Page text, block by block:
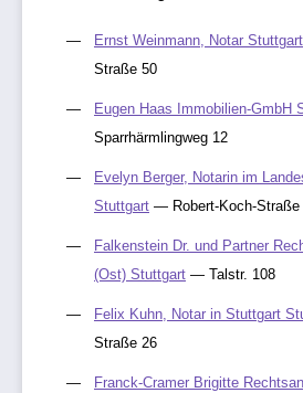
Ernst Weinmann, Notar Stuttgart
Straße 50
Eugen Haas Immobilien-GmbH
Sparrhärmlingweg 12
Evelyn Berger, Notarin im
Stuttgart — Robert-Koch-Straße
Falkenstein Dr. und Partner
(Ost) Stuttgart — Talstr. 108
Felix Kuhn, Notar in Stuttgart
Straße 26
Franck-Cramer Brigitte